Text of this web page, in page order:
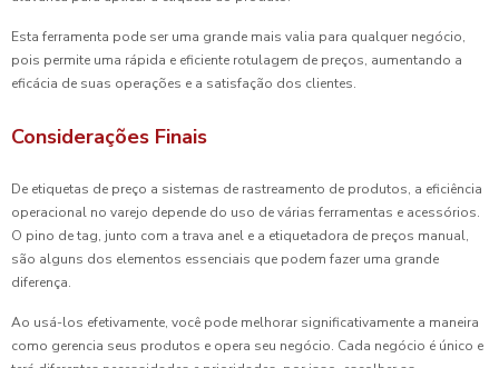
Esta ferramenta pode ser uma grande mais valia para qualquer negócio,
pois permite uma rápida e eficiente rotulagem de preços, aumentando a
eficácia de suas operações e a satisfação dos clientes.
Considerações Finais
De etiquetas de preço a sistemas de rastreamento de produtos, a eficiência
operacional no varejo depende do uso de várias ferramentas e acessórios.
O pino de tag, junto com a trava anel e a etiquetadora de preços manual,
são alguns dos elementos essenciais que podem fazer uma grande
diferença.
Ao usá-los efetivamente, você pode melhorar significativamente a maneira
como gerencia seus produtos e opera seu negócio. Cada negócio é único e